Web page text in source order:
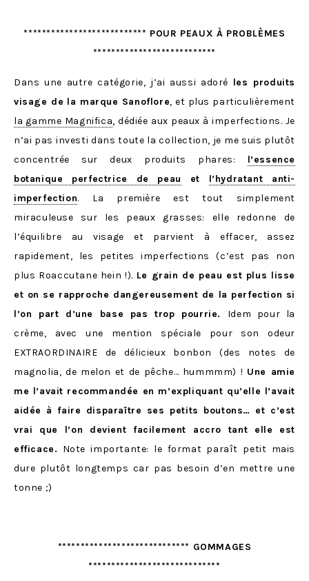
*************************** POUR PEAUX À PROBLÈMES
***************************
Dans une autre catégorie, j’ai aussi adoré les produits
visage de la marque Sanoflore, et plus particulièrement
la gamme Magnifica, dédiée aux peaux à imperfections. Je
n’ai pas investi dans toute la collection, je me suis plutôt
concentrée sur deux produits phares: l’essence
botanique perfectrice de peau
et l’hydratant anti-
imperfection. La première est tout simplement
miraculeuse sur les peaux grasses: elle redonne de
l’équilibre au visage et parvient à effacer, assez
rapidement, les petites imperfections (c’est pas non
plus Roaccutane hein !). Le grain de peau est plus lisse
et on se rapproche dangereusement de la perfection si
l’on part d’une base pas trop pourrie. Idem pour la
crème, avec une mention spéciale pour son odeur
EXTRAORDINAIRE de délicieux bonbon (des notes de
magnolia, de melon et de pêche… hummmm) ! Une amie
me l’avait recommandée en m’expliquant qu’elle l’avait
aidée à faire disparaître ses petits boutons… et c’est
vrai que l’on devient facilement accro tant elle est
efficace. Note importante: le format paraît petit mais
dure plutôt longtemps car pas besoin d’en mettre une
tonne ;)
***************************** GOMMAGES
*****************************